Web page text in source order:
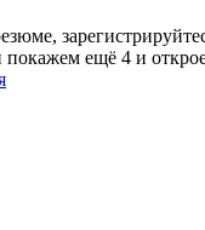
покажем ещё 4 и